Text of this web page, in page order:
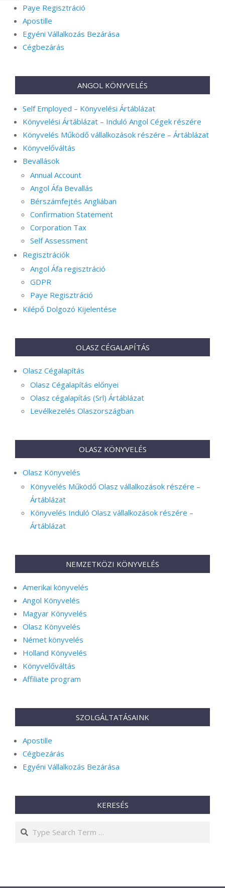
Paye Regisztráció
Apostille
Egyéni Vállalkozás Bezárása
Cégbezárás
ANGOL KÖNYVELÉS
Self Employed – Könyvelési Ártáblázat
Könyvelési Ártáblázat – Induló Angol Cégek részére
Könyvelés Működő vállalkozások részére – Ártáblázat
Könyvelőváltás
Bevallások
Annual Account
Angol Áfa Bevallás
Bérszámfejtés Angliában
Confirmation Statement
Corporation Tax
Self Assessment
Regisztrációk
Angol Áfa regisztráció
GDPR
Paye Regisztráció
Kilépő Dolgozó Kijelentése
OLASZ CÉGALAPÍTÁS
Olasz Cégalapítás
Olasz Cégalapítás előnyei
Olasz cégalapítás (Srl) Ártáblázat
Levélkezelés Olaszországban
OLASZ KÖNYVELÉS
Olasz Könyvelés
Könyvelés Működő Olasz vállalkozások részére –
Ártáblázat
Könyvelés Induló Olasz vállalkozások részére –
Ártáblázat
NEMZETKÖZI KÖNYVELÉS
Amerikai könyvelés
Angol Könyvelés
Magyar Könyvelés
Olasz Könyvelés
Német könyvelés
Holland Könyvelés
Könyvelőváltás
Affiliate program
SZOLGÁLTATÁSAINK
Apostille
Cégbezárás
Egyéni Vállalkozás Bezárása
KERESÉS
Search